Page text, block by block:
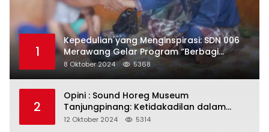
1
Kepedulian yang Menginspirasi: SDN 006
Merawang Gelar Program “Berbagi
Segenggam Beras”
8 Oktober 2024 5368
2
Opini : Sound Horeg Museum
Tanjungpinang: Ketidakadilan dalam
Representasi
12 Oktober 2024 5314